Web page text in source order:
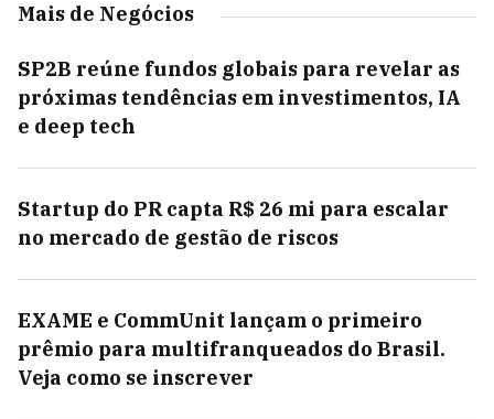
Mais de Negócios
SP2B reúne fundos globais para revelar as
próximas tendências em investimentos, IA
e deep tech
Startup do PR capta R$ 26 mi para escalar
no mercado de gestão de riscos
EXAME e CommUnit lançam o primeiro
prêmio para multifranqueados do Brasil.
Veja como se inscrever